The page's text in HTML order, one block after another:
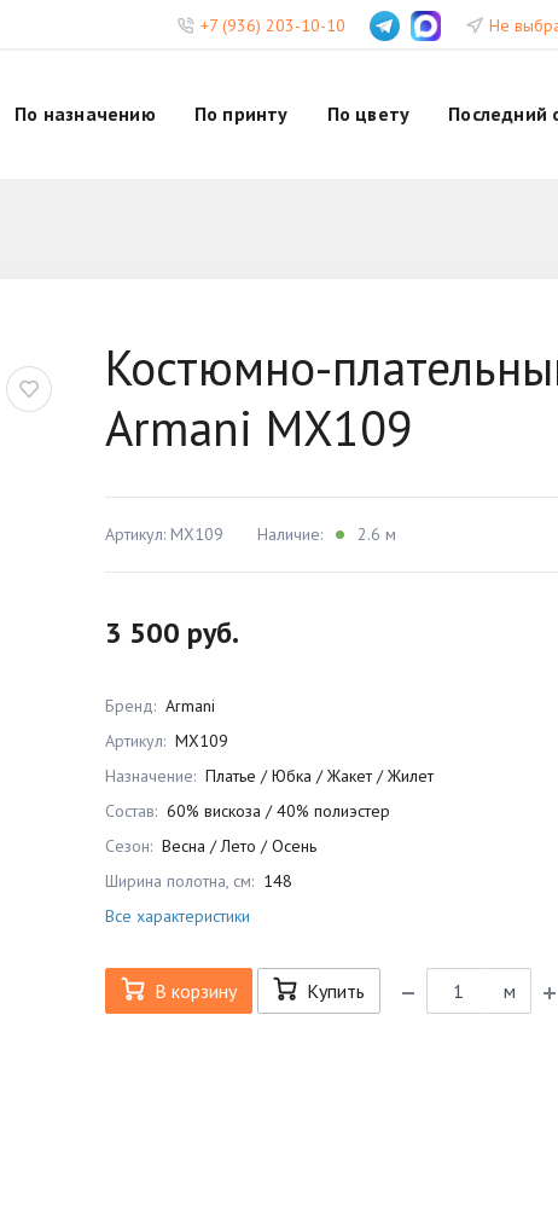
+7 (936) 203-10-10 Не
По назначению По принту По цвету Последний
Костюмно-
Armani MX109
Артикул: MX109 Наличие: 2.6 м
3 500 руб.
Бренд: Armani
Артикул: MX109
Назначение: Платье / Юбка / Жакет / Жилет
Состав: 60% вискоза / 40% полиэстер
Сезон: Весна / Лето / Осень
Ширина полотна, см: 148
Все характеристики
В корзину Купить м